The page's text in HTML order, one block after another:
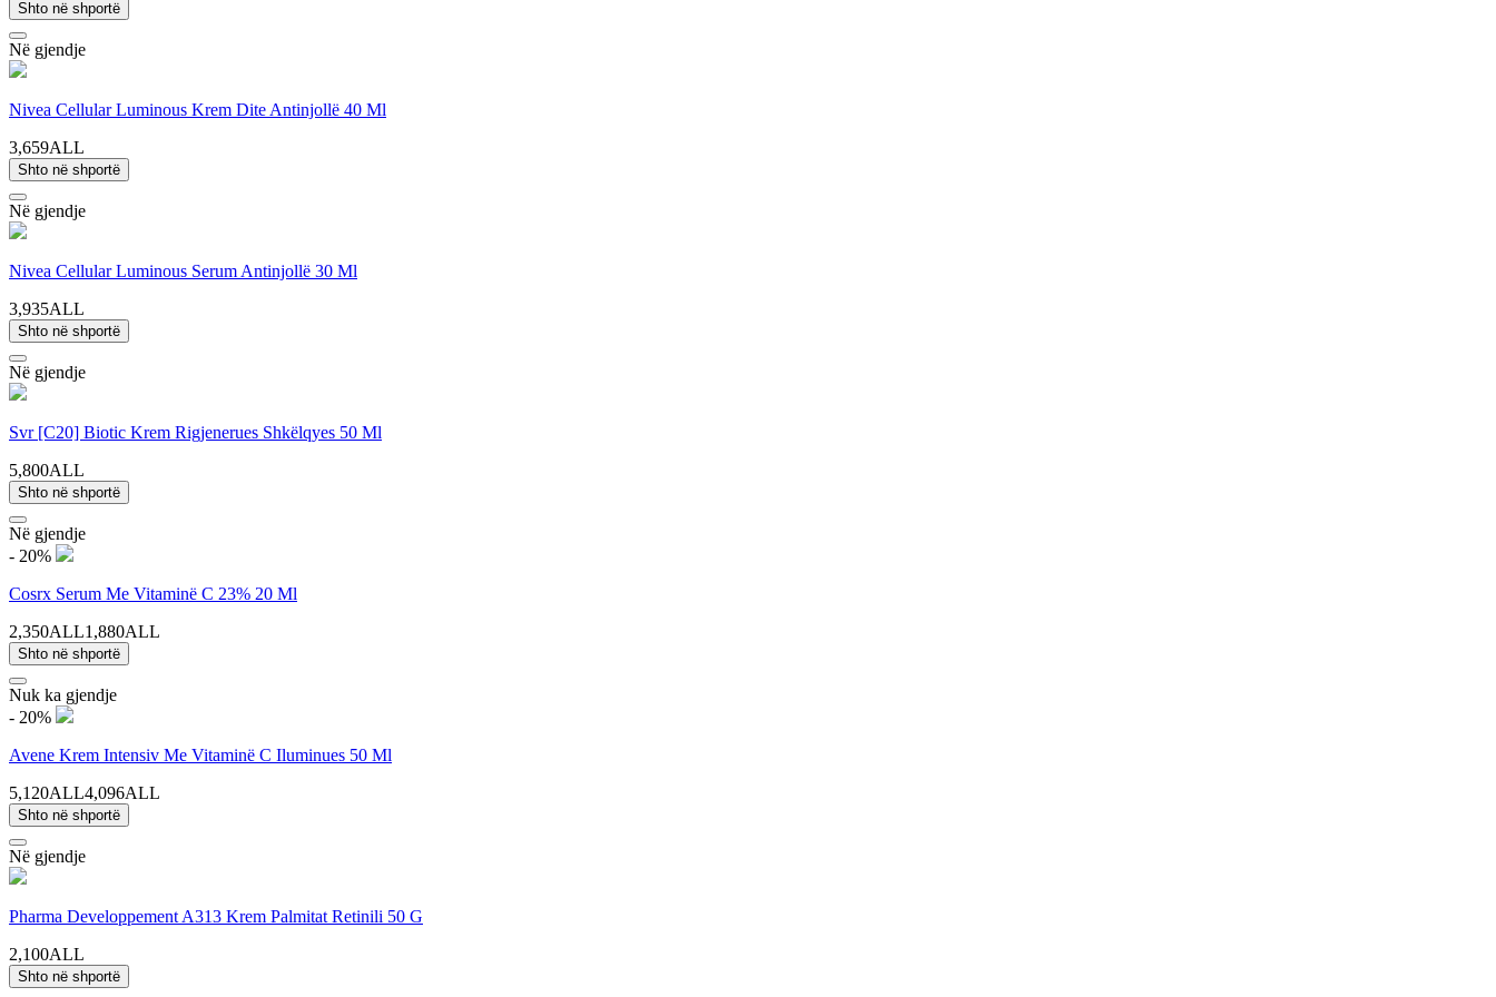
Shto në shportë
Në gjendje
Nivea Cellular Luminous Krem Dite Antinjollë 40 Ml
3,659ALL
Shto në shportë
Në gjendje
Nivea Cellular Luminous Serum Antinjollë 30 Ml
3,935ALL
Shto në shportë
Në gjendje
Svr [C20] Biotic Krem Rigjenerues Shkëlqyes 50 Ml
5,800ALL
Shto në shportë
Në gjendje
- 20%
Cosrx Serum Me Vitaminë C 23% 20 Ml
2,350ALL1,880ALL
Shto në shportë
Nuk ka gjendje
- 20%
Avene Krem Intensiv Me Vitaminë C Iluminues 50 Ml
5,120ALL4,096ALL
Shto në shportë
Në gjendje
Pharma Developpement A313 Krem Palmitat Retinili 50 G
2,100ALL
Shto në shportë